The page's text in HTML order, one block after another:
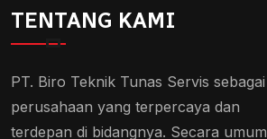
TENTANG KAMI
PT. Biro Teknik Tunas Servis sebagai
perusahaan yang terpercaya dan
terdepan di bidangnya. Secara umum